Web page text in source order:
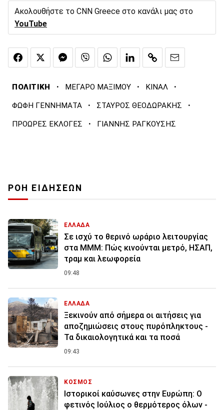
Ακολουθήστε το CNN Greece στο κανάλι μας στο
YouTube
ΠΟΛΙΤΙΚΗ · ΜΕΓΑΡΟ ΜΑΞΙΜΟΥ · ΚΙΝΑΛ ·
ΦΩΦΗ ΓΕΝΝΗΜΑΤΑ · ΣΤΑΥΡΟΣ ΘΕΟΔΩΡΑΚΗΣ ·
ΠΡΟΩΡΕΣ ΕΚΛΟΓΕΣ · ΓΙΑΝΝΗΣ ΡΑΓΚΟΥΣΗΣ
ΡΟΗ ΕΙΔΗΣΕΩΝ
ΕΛΛΑΔΑ
Σε ισχύ το θερινό ωράριο λειτουργίας
στα ΜΜΜ: Πώς κινούνται μετρό, ΗΣΑΠ,
τραμ και λεωφορεία
09:48
ΕΛΛΑΔΑ
Ξεκινούν από σήμερα οι αιτήσεις για
αποζημιώσεις στους πυρόπληκτους -
Τα δικαιολογητικά και τα ποσά
09:43
ΚΟΣΜΟΣ
Ιστορικοί καύσωνες στην Ευρώπη: Ο
φετινός Ιούλιος ο θερμότερος όλων -